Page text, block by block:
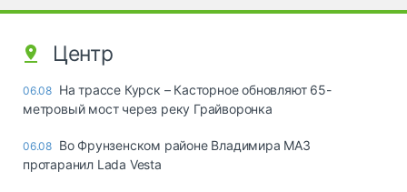
Центр
06.08 На трассе Курск – Касторное обновляют 65-
метровый мост через реку Грайворонка
06.08 Во Фрунзенском районе Владимира МАЗ
протаранил Lada Vesta